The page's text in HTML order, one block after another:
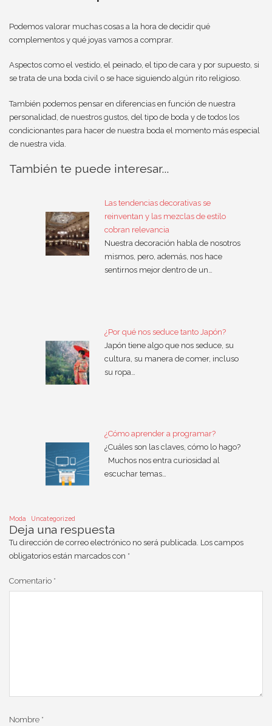
Podemos valorar muchas cosas a la hora de decidir qué
complementos y qué joyas vamos a comprar.
Aspectos como el vestido, el peinado, el tipo de cara y por supuesto, si
se trata de una boda civil o se hace siguiendo algún rito religioso.
También podemos pensar en diferencias en función de nuestra
personalidad, de nuestros gustos, del tipo de boda y de todos los
condicionantes para hacer de nuestra boda el momento más especial
de nuestra vida.
También te puede interesar...
Las tendencias decorativas se
reinventan y las mezclas de estilo
cobran relevancia
Nuestra decoración habla de nosotros
mismos, pero, además, nos hace
sentirnos mejor dentro de un…
¿Por qué nos seduce tanto Japón?
Japón tiene algo que nos seduce, su
cultura, su manera de comer, incluso
su ropa…
¿Cómo aprender a programar?
¿Cuáles son las claves, cómo lo hago?
Muchos nos entra curiosidad al
escuchar temas…
Moda Uncategorized
Deja una respuesta
Tu dirección de correo electrónico no será publicada. Los campos
obligatorios están marcados con *
Comentario *
Nombre *